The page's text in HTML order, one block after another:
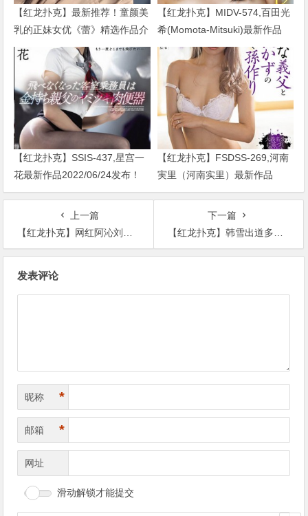
【红龙扑克】最新推荐！童颜美
乳的正妹女优《蕾》精选作品介
绍……
【红龙扑克】MIDV-574,百田光
希(Momota-Mitsuki)最新作品
2024/01/02发布！
【红龙扑克】SSIS-437,星宫一
花最新作品2022/06/24发布！
【红龙扑克】FSDSS-269,河南
実里（河南实里）最新作品
2021-08-26发布！
上一篇
【红龙扑克】网红阿沁刘阳分手, 起底两人个人资料及劈腿事件始末
下一篇
【红龙扑克】韩雪出道多年不温不火为何却让那么多人喜欢！原来是有这样的原因!
发表评论
昵称 *
邮箱 *
网址
滑动解锁才能提交